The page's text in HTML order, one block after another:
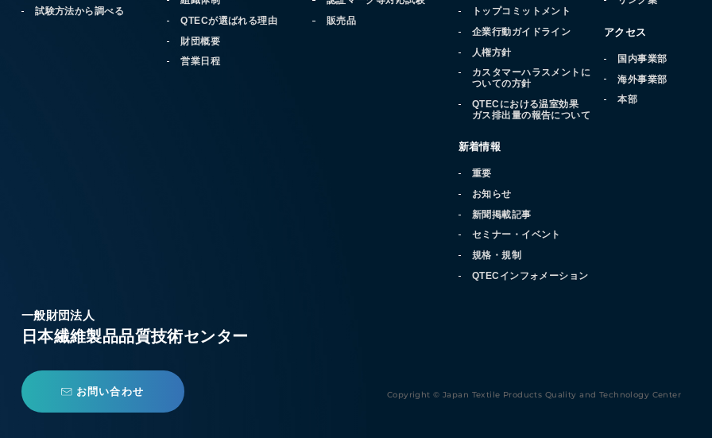
試験方法から調べる
QTECが選ばれる理由
財団概要
営業日程
販売品
トップコミットメント
企業行動ガイドライン
人権方針
カスタマーハラスメントに
ついての方針
QTECにおける温室効果
ガス排出量の報告について
新着情報
重要
お知らせ
新聞掲載記事
セミナー・イベント
規格・規制
QTECインフォメーション
アクセス
国内事業部
海外事業部
本部
一般財団法人
日本繊維製品品質技術センター
お問い合わせ Copyright © Japan Textile Products Quality and Technology Center